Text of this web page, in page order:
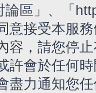
論區」、「
意接受本服
容，請您停
許會於任何
盡力通知您